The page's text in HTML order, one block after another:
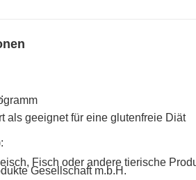
Gesellschaft m.b.H.
als geeignet für eine glutenfreie Diät
Fisch oder andere tierische